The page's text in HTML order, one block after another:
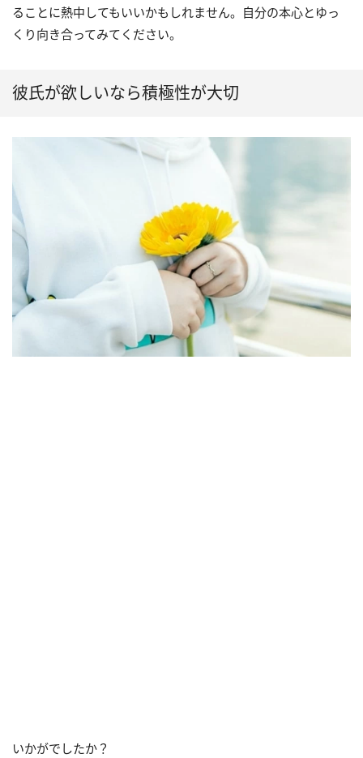
ることに熱中してもいいかもしれません。自分の本心とゆっ
くり向き合ってみてください。
彼氏が欲しいなら積極性が大切
いかがでしたか？